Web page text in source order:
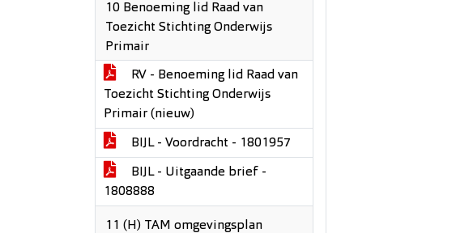
10 Benoeming lid Raad van
Toezicht Stichting Onderwijs
Primair
RV - Benoeming lid Raad van
Toezicht Stichting Onderwijs
Primair (nieuw)
BIJL - Voordracht - 1801957
BIJL - Uitgaande brief -
1808888
11 (H) TAM omgevingsplan